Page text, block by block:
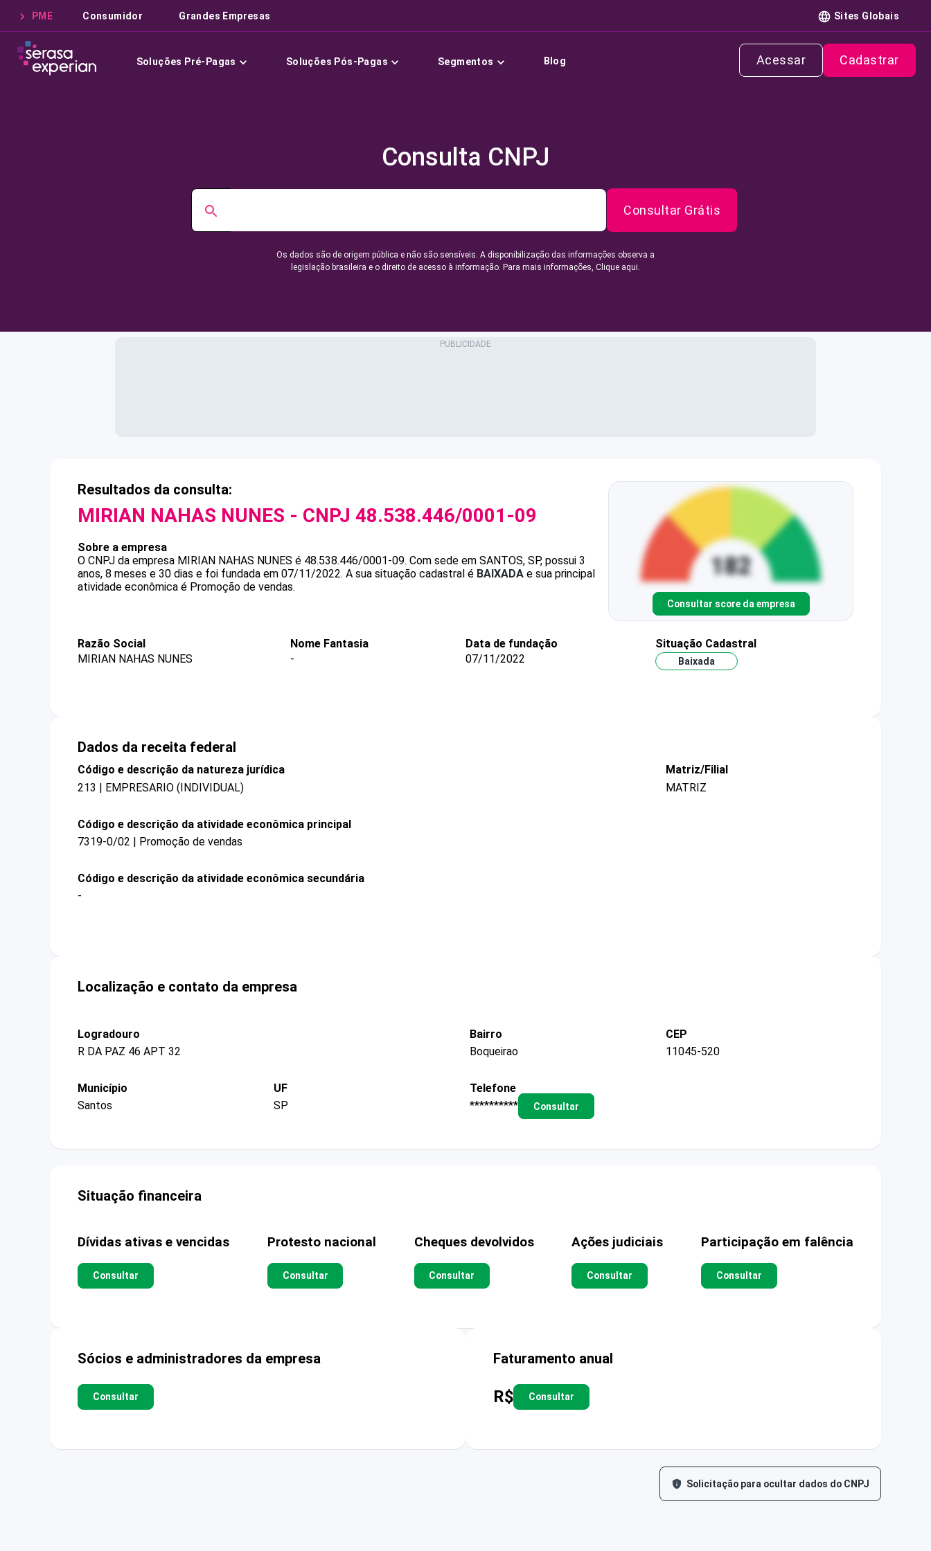
PME Consumidor Grandes Empresas Sites Globais
Soluções Pré-Pagas Soluções Pós-Pagas Segmentos Blog Acessar Cadastrar
Consulta CNPJ
Consultar Grátis
Os dados são de origem pública e não são sensíveis. A disponibilização das informações observa a
legislação brasileira e o direito de acesso à informação. Para mais informações, Clique aqui.
Resultados da consulta:
MIRIAN NAHAS NUNES - CNPJ 48.538.446/0001-09
Sobre a empresa
O CNPJ da empresa MIRIAN NAHAS NUNES é 48.538.446/0001-09. Com sede em SANTOS, SP, possui 3
anos, 8 meses e 30 dias e foi fundada em 07/11/2022. A sua situação cadastral é BAIXADA e sua principal
atividade econômica é Promoção de vendas.
Consultar score da empresa
Razão Social
MIRIAN NAHAS NUNES
Nome Fantasia
-
Data de fundação
07/11/2022
Situação Cadastral
Baixada
Dados da receita federal
Código e descrição da natureza jurídica
213 | EMPRESARIO (INDIVIDUAL)
Matriz/Filial
MATRIZ
Código e descrição da atividade econômica principal
7319-0/02 | Promoção de vendas
Código e descrição da atividade econômica secundária
-
Localização e contato da empresa
Logradouro
R DA PAZ 46 APT 32
Bairro
Boqueirao
CEP
11045-520
Município
Santos
UF
SP
Telefone
**********
Consultar
Situação financeira
Dívidas ativas e vencidas
Consultar
Protesto nacional
Consultar
Cheques devolvidos
Consultar
Ações judiciais
Consultar
Participação em falência
Consultar
Sócios e administradores da empresa
Consultar
Faturamento anual
R$ Consultar
Solicitação para ocultar dados do CNPJ